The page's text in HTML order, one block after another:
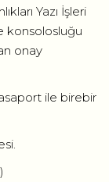
Yazı İşleri
konsolosluğu
onay
ile birebir